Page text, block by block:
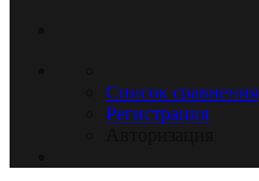
Список сравнения
Регистрация